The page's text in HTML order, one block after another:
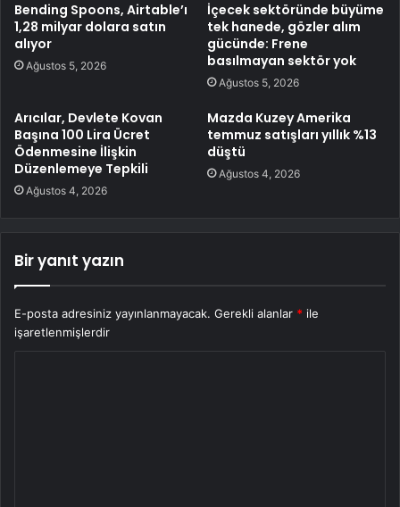
Bending Spoons, Airtable’ı
1,28 milyar dolara satın
alıyor
Ağustos 5, 2026
İçecek sektöründe büyüme
tek hanede, gözler alım
gücünde: Frene
basılmayan sektör yok
Ağustos 5, 2026
Arıcılar, Devlete Kovan
Başına 100 Lira Ücret
Ödenmesine İlişkin
Düzenlemeye Tepkili
Ağustos 4, 2026
Mazda Kuzey Amerika
temmuz satışları yıllık %13
düştü
Ağustos 4, 2026
Bir yanıt yazın
E-posta adresiniz yayınlanmayacak. Gerekli alanlar * ile
işaretlenmişlerdir